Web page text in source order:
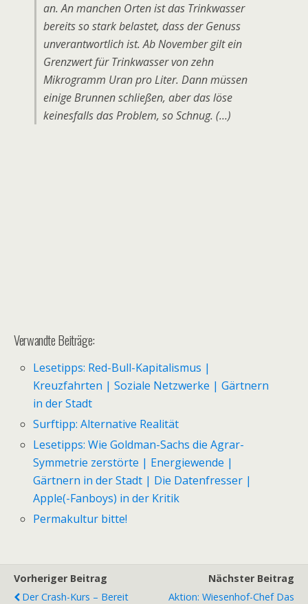
an. An manchen Orten ist das Trinkwasser
bereits so stark belastet, dass der Genuss
unverantwortlich ist. Ab November gilt ein
Grenzwert für Trinkwasser von zehn
Mikrogramm Uran pro Liter. Dann müssen
einige Brunnen schließen, aber das löse
keinesfalls das Problem, so Schnug. (…)
Verwandte Beiträge:
Lesetipps: Red-Bull-Kapitalismus |
Kreuzfahrten | Soziale Netzwerke | Gärtnern
in der Stadt
Surftipp: Alternative Realität
Lesetipps: Wie Goldman-Sachs die Agrar-
Symmetrie zerstörte | Energiewende |
Gärtnern in der Stadt | Die Datenfresser |
Apple(-Fanboys) in der Kritik
Permakultur bitte!
Vorheriger Beitrag
Der Crash-Kurs – Bereit
Nächster Beitrag
Aktion: Wiesenhof-Chef Das